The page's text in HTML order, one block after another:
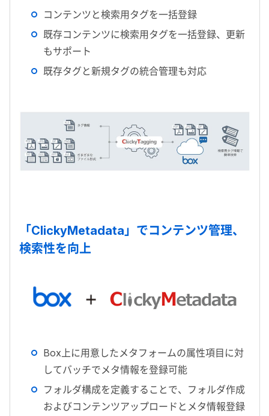
コンテンツと検索用タグを一括登録
既存コンテンツに検索用タグを一括登録、更新
もサポート
既存タグと新規タグの統合管理も対応
「ClickyMetadata」でコンテンツ管理、
検索性を向上
Box上に用意したメタフォームの属性項目に対
してバッチでメタ情報を登録可能
フォルダ構成を定義することで、フォルダ作成
およびコンテンツアップロードとメタ情報登録